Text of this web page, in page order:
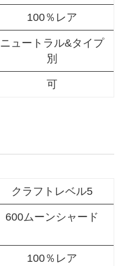
100％レア
ニュートラル&タイプ
別
可
クラフトレベル5
600ムーンシャード
100％レア